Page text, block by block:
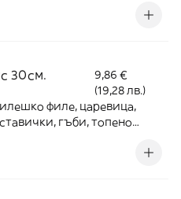
30см.
9,86 €
(19,28 лв.)
филе, царевица,
гъби, топено